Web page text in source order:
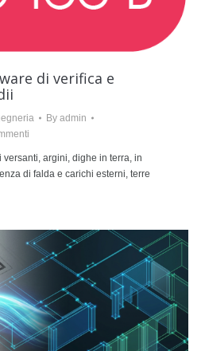
di verifica e
By admin
argini, dighe in terra, in
di falda e carichi esterni, terre